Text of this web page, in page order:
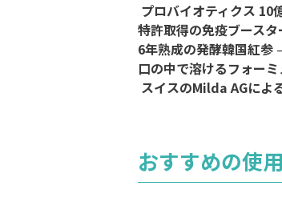
プロバイオティクス 10
特許取得の免疫ブース
6年熟成の発酵韓国紅参
口の中で溶けるフォーミ
スイスのMilda AGによ
おすすめの使